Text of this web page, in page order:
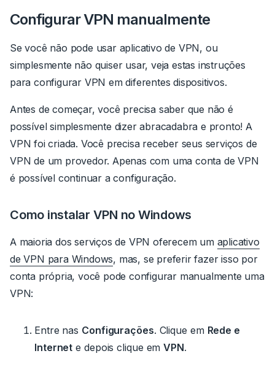
Configurar VPN manualmente
Se você não pode usar aplicativo de VPN, ou
simplesmente não quiser usar, veja estas instruções
para configurar VPN em diferentes dispositivos.
Antes de começar, você precisa saber que não é
possível simplesmente dizerabracadabra e pronto! A
VPN foi criada. Você precisa receber seus serviços de
VPN de um provedor. Apenas com uma conta de VPN
é possível continuar a configuração.
Como instalar VPN no Windows
A maioria dos serviços de VPN oferecem um aplicativo
de VPN para Windows, mas, se preferir fazer isso por
conta própria, você pode configurar manualmente uma
VPN:
Entre nas Configurações. Clique em Rede e
Internet e depois clique emVPN.